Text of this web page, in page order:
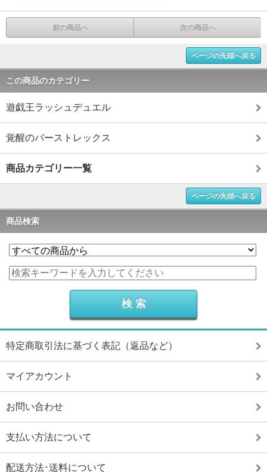
前の商品へ 次の商品へ
ページの先頭へ戻る
この商品のカテゴリー
遊戯王ラッシュデュエル
覚醒のバーストレックス
商品カテゴリー一覧
ページの先頭へ戻る
商品検索
特定商取引法に基づく表記（返品など）
マイアカウント
お問い合わせ
支払い方法について
配送方法･送料について